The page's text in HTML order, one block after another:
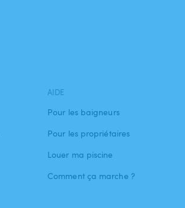
AIDE
Pour les baigneurs
Pour les propriétaires
Louer ma piscine
Comment ça marche ?